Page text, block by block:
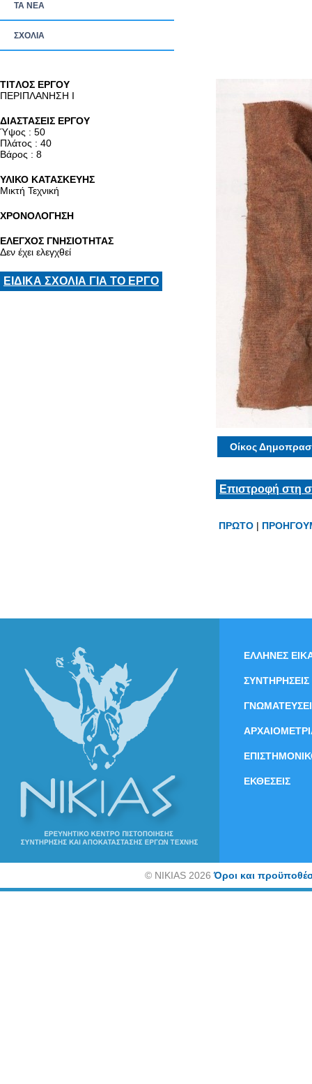
ΤΑ ΝEΑ
ΣΧΟΛΙΑ
TITΛΟΣ ΕΡΓΟΥ
ΠΕΡΙΠΛΑΝΗΣΗ Ι
ΔΙΑΣΤΑΣΕΙΣ ΕΡΓΟΥ
Ύψος : 50
Πλάτος : 40
Βάρος : 8
ΥΛΙΚΟ ΚΑΤΑΣΚΕΥΗΣ
Μικτή Τεχνική
ΧΡΟΝΟΛΟΓΗΣΗ
ΕΛΕΓΧΟΣ ΓΝΗΣΙΟΤΗΤΑΣ
Δεν έχει ελεγχθεί
ΕΙΔΙΚΑ ΣΧΟΛΙΑ ΓΙΑ ΤΟ ΕΡΓΟ
Οίκος
Επιστροφή στη
ΠΡΩΤΟ |
ΕΛΛΗΝΕΣ
ΣΥΝΤΗΡΗΣΕΙΣ
ΕΚΘΕΣΕΙΣ
©NIKIAS 2026Όροι και